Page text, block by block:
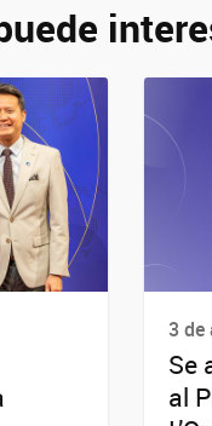
3 de
Se
al